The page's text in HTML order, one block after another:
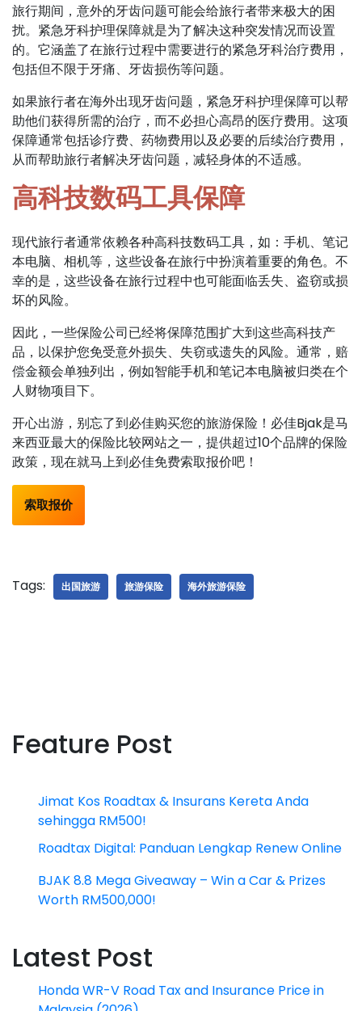
旅行期间，意外的牙齿问题可能会给旅行者带来极大的困
扰。紧急牙科护理保障就是为了解决这种突发情况而设置
的。它涵盖了在旅行过程中需要进行的紧急牙科治疗费用，
包括但不限于牙痛、牙齿损伤等问题。
如果旅行者在海外出现牙齿问题，紧急牙科护理保障可以帮
助他们获得所需的治疗，而不必担心高昂的医疗费用。这项
保障通常包括诊疗费、药物费用以及必要的后续治疗费用，
从而帮助旅行者解决牙齿问题，减轻身体的不适感。
高科技数码工具保障
现代旅行者通常依赖各种高科技数码工具，如：手机、笔记
本电脑、相机等，这些设备在旅行中扮演着重要的角色。不
幸的是，这些设备在旅行过程中也可能面临丢失、盗窃或损
坏的风险。
因此，一些保险公司已经将保障范围扩大到这些高科技产
品，以保护您免受意外损失、失窃或遗失的风险。通常，赔
偿金额会单独列出，例如智能手机和笔记本电脑被归类在个
人财物项目下。
开心出游，别忘了到必佳购买您的旅游保险！必佳Bjak是马
来西亚最大的保险比较网站之一，提供超过10个品牌的保险
政策，现在就马上到必佳免费索取报价吧！
索取报价
Tags: 出国旅游 旅游保险 海外旅游保险
Feature Post
Jimat Kos Roadtax & Insurans Kereta Anda
sehingga RM500!
Roadtax Digital: Panduan Lengkap Renew Online
BJAK 8.8 Mega Giveaway – Win a Car & Prizes
Worth RM500,000!
Latest Post
Honda WR-V Road Tax and Insurance Price in